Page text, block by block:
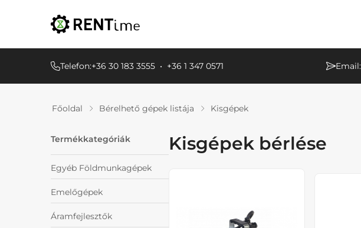
Telefon:+36 30 183 3555 • +36 1 347 0571 Email:
Főoldal Bérelhető gépek listája Kisgépek
Termékkategóriák
Egyéb Földmunkagépek
Emelőgépek
Áramfejlesztők
Kisgépek bérlése